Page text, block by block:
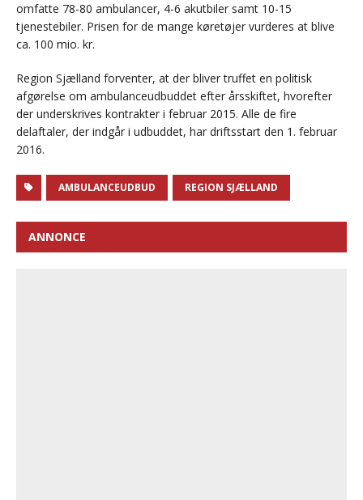
omfatte 78-80 ambulancer, 4-6 akutbiler samt 10-15
tjenestebiler. Prisen for de mange køretøjer vurderes at blive
ca. 100 mio. kr.
Region Sjælland forventer, at der bliver truffet en politisk
afgørelse om ambulanceudbuddet efter årsskiftet, hvorefter
der underskrives kontrakter i februar 2015. Alle de fire
delaftaler, der indgår i udbuddet, har driftsstart den 1. februar
2016.
AMBULANCEUDBUD REGION SJÆLLAND
ANNONCE